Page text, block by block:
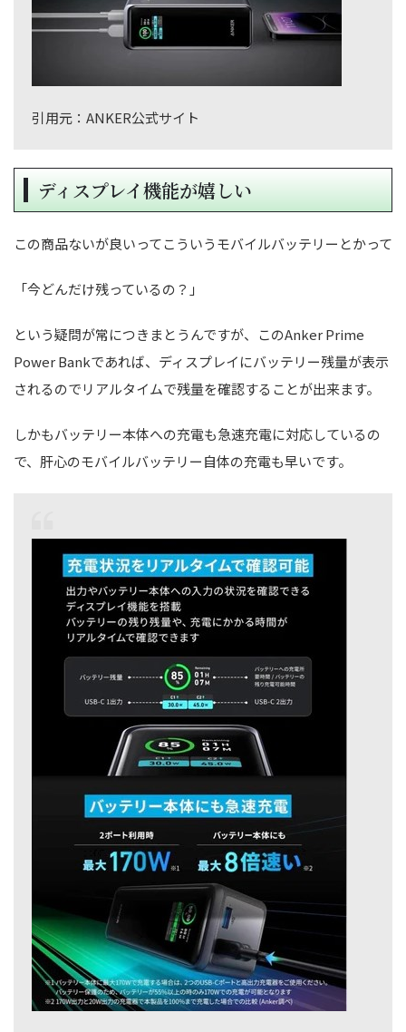
引用元：ANKER公式サイト
ディスプレイ機能が嬉しい
この商品ないが良いってこういうモバイルバッテリーとかって
「今どんだけ残っているの？」
という疑問が常につきまとうんですが、このAnker Prime
Power Bankであれば、ディスプレイにバッテリー残量が表示
されるのでリアルタイムで残量を確認することが出来ます。
しかもバッテリー本体への充電も急速充電に対応しているの
で、肝心のモバイルバッテリー自体の充電も早いです。